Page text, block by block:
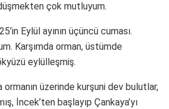
çok mutluyum.
Eylül ayının üçüncü cuması.
Karşımda orman, üstümde
eylülleşmiş.
ormanın üzerinde kurşuni dev bulutlar,
İncek’ten başlayıp Çankaya’yı